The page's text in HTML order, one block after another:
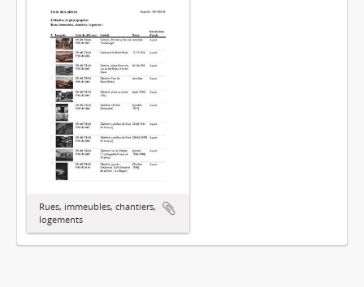
Rues, immeubles, chantiers,
logements